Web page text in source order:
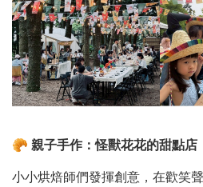
🥐 親子手作：怪獸花花的甜點店
小小烘焙師們發揮創意，在歡笑